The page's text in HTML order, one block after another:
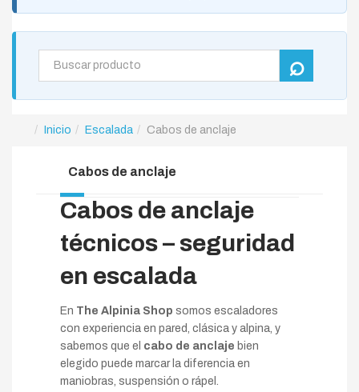
Inicio Escalada Cabos de anclaje
Cabos de anclaje
Cabos de anclaje
técnicos – seguridad
en escalada
En The Alpinia Shop somos escaladores
con experiencia en pared, clásica y alpina, y
sabemos que el cabo de anclaje bien
elegido puede marcar la diferencia en
maniobras, suspensión o rápel.